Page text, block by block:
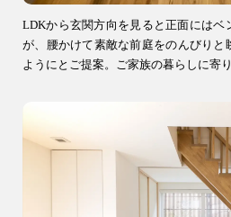
LDKから玄関方向を見ると正面にはベ
が、腰かけて素敵な前庭をのんびりと
ようにとご提案。ご家族の暮らしに寄
（定休／水曜日）